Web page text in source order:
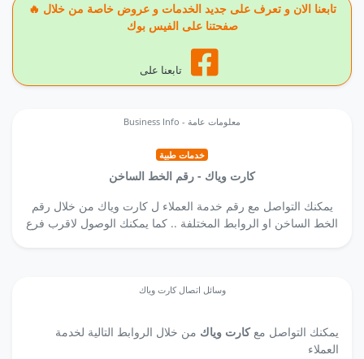
🔥 تابعنا الان و تعرف على جديد الخدمات و عروض خاصة من خلال
صفحتنا على الفيس بوك
تابعنا على
Business Info - معلومات عامة
خدمات طبية
كارت وياك - رقم الخط الساخن
يمكنك التواصل مع رقم خدمة العملاء ل كارت وياك من خلال رقم
الخط الساخن او الروابط المختلفة .. كما يمكنك الوصول لاقرب فرع
وسائل اتصال كارت وياك
يمكنك التواصل معكارت وياك من خلال الروابط التالية لخدمة
العملاء